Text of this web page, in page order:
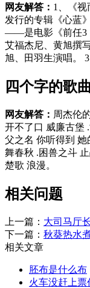
网友解答： 1、《
发行的专辑《心蓝
——是电影《前任3
艾福杰尼、黄旭撰
旭、田羽生演唱。
四个字的歌
网友解答： 周杰伦
开不了口 威廉古堡
父之名 你听得到
舞春秋 .困兽之斗
楚歌 浪漫。
相关问题
上一篇： 大司马厅
下一篇： 秋葵热水
相关文章
胚布是什么布
火车没赶上票